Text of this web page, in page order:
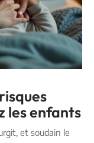
les enfants
et soudain le